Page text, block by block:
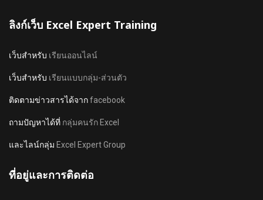
ลิงก์เว็บ Excel Expert Training
เว็บสำหรับ เรียนออนไลน์
เว็บสำหรับ เรียนแบบกลุ่ม-ส่วนตัว
ติดตามข่าวสารได้จากfacebook
ถามปัญหาได้ที่ กลุ่มคนรัก Excel
และไลน์กลุ่ม Excel Expert Group
ที่อยู่และการติดต่อ